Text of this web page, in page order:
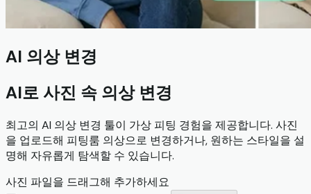
AI 의상 변경
AI로 사진 속 의상 변경
최고의 AI 의상 변경 툴이 가상 피팅 경험을 제공합니다. 사진
을 업로드해 피팅룸 의상으로 변경하거나, 원하는 스타일을 설
명해 자유롭게 탐색할 수 있습니다.
사진 파일을 드래그해 추가하세요